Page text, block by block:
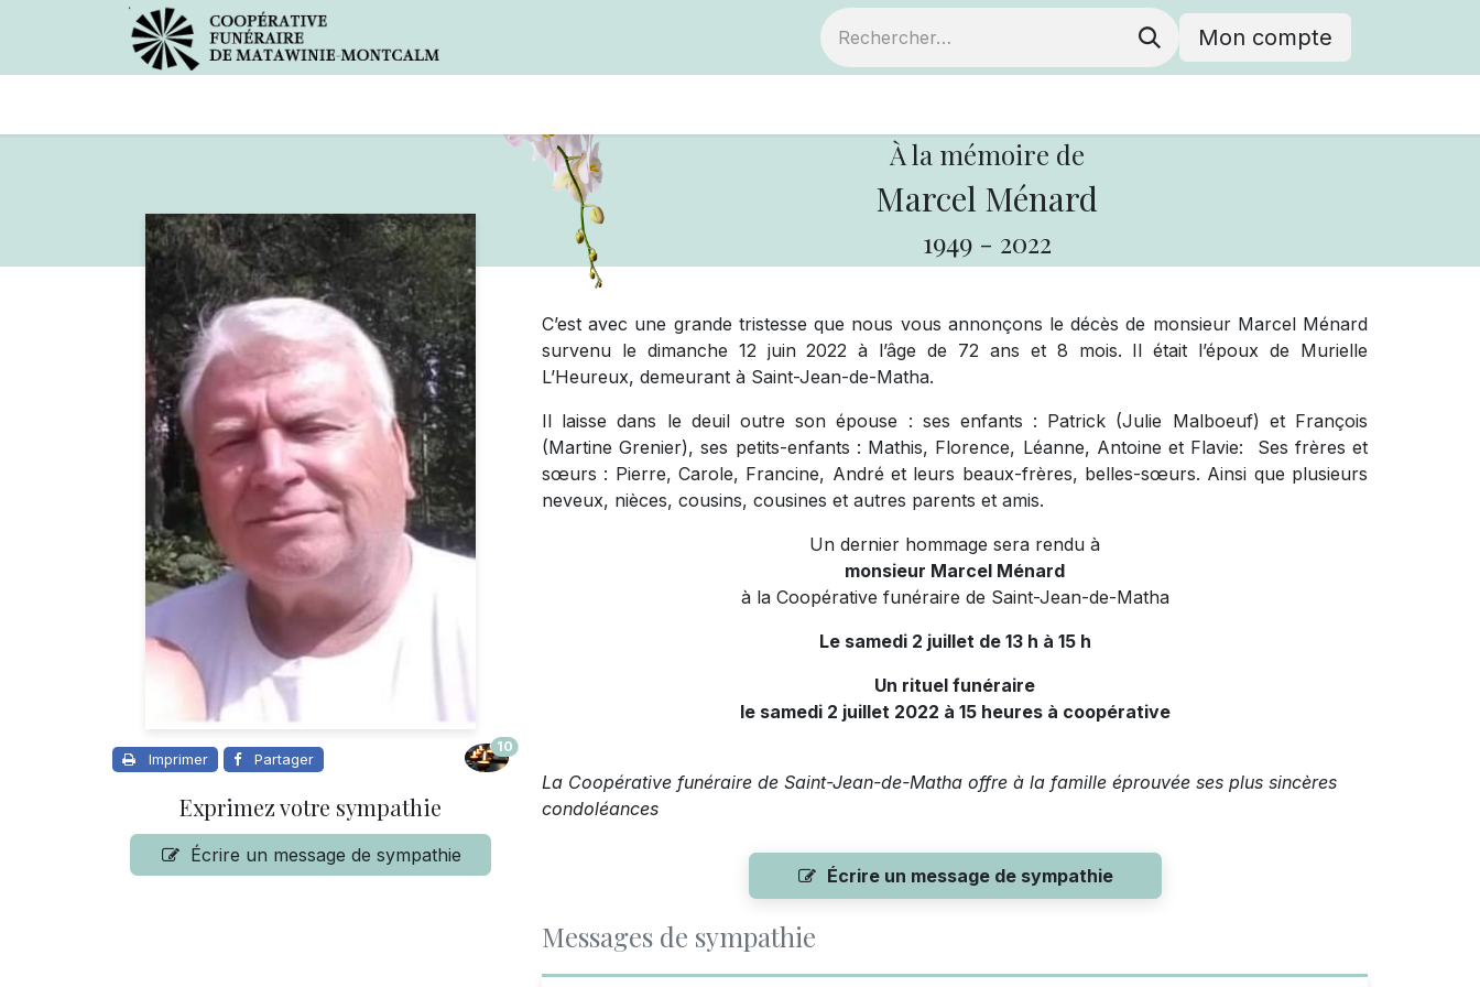
Mon compte
À la mémoire de
Marcel Ménard
1949 - 2022
Imprimer Partager
10
Exprimez votre sympathie
Écrire un message de sympathie
C’est avec une grande tristesse que nous vous annonçons le décès de monsieur Marcel Ménard
survenu le dimanche 12 juin 2022 à l’âge de 72 ans et 8 mois. Il était l’époux de Murielle
L’Heureux, demeurant à Saint-Jean-de-Matha.
Il laisse dans le deuil outre son épouse : ses enfants : Patrick (Julie Malboeuf) et François
(Martine Grenier), ses petits-enfants : Mathis, Florence, Léanne, Antoine et Flavie: Ses frères et
sœurs : Pierre, Carole, Francine, André et leurs beaux-frères, belles-sœurs. Ainsi que plusieurs
neveux, nièces, cousins, cousines et autres parents et amis.
Un dernier hommage sera rendu à
monsieur Marcel Ménard
à la Coopérative funéraire de Saint-Jean-de-Matha
Le samedi 2 juillet de 13 h à 15 h
Un rituel funéraire
le samedi 2 juillet 2022 à 15 heures à coopérative
La Coopérative funéraire de Saint-Jean-de-Matha offre à la famille éprouvée ses plus sincères
condoléances
Écrire un message de sympathie
Messages de sympathie